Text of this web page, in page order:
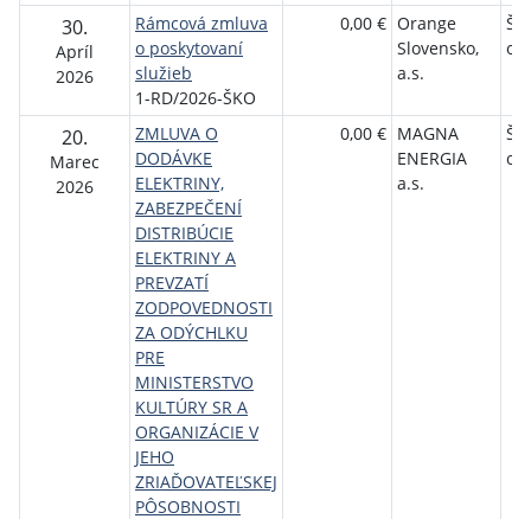
30.
Apríl
2026
Rámcová zmluva
o poskytovaní
služieb
1-RD/2026-ŠKO
0,00 € Orange
Slovensko,
a.s.
20.
Marec
2026
ZMLUVA O
DODÁVKE
ELEKTRINY,
ZABEZPEČENÍ
DISTRIBÚCIE
ELEKTRINY A
PREVZATÍ
ZODPOVEDNOSTI
ZA ODÝCHLKU
PRE
MINISTERSTVO
KULTÚRY SR A
ORGANIZÁCIE V
JEHO
ZRIAĎOVATEĽSKEJ
PÔSOBNOSTI
0,00 € MAGNA
ENERGIA
a.s.